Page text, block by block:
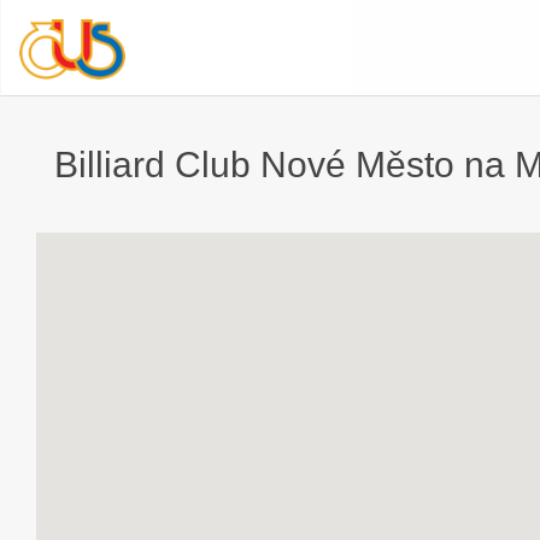
Billiard Club Nové Město na